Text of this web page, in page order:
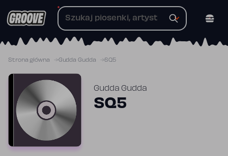
do
Strona główna Gudda Gudda SQ5
Gudda Gudda
SQ5